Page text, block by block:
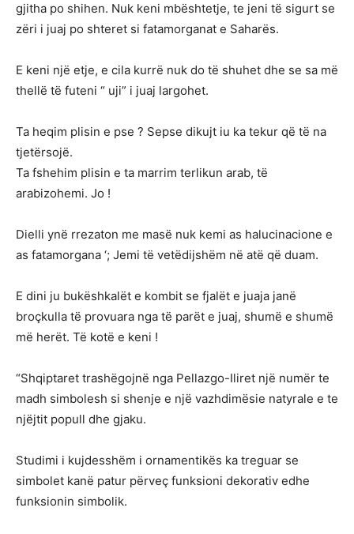
gjitha po shihen. Nuk keni mbështetje, te jeni të sigurt se
zëri i juaj po shteret si fatamorganat e Saharës.
E keni një etje, e cila kurrë nuk do të shuhet dhe se sa më
thellë të futeni “ uji” i juaj largohet.
Ta heqim plisin e pse ? Sepse dikujt iu ka tekur që të na
tjetërsojë.
Ta fshehim plisin e ta marrim terlikun arab, të
arabizohemi. Jo !
Dielli ynë rrezaton me masë nuk kemi as halucinacione e
as fatamorgana ‘; Jemi të vetëdijshëm në atë që duam.
E dini ju bukëshkalët e kombit se fjalët e juaja janë
broçkulla të provuara nga të parët e juaj, shumë e shumë
më herët. Të kotë e keni !
“Shqiptaret trashëgojnë nga Pellazgo-Iliret një numër te
madh simbolesh si shenje e një vazhdimësie natyrale e te
njëjtit popull dhe gjaku.
Studimi i kujdesshëm i ornamentikës ka treguar se
simbolet kanë patur përveç funksioni dekorativ edhe
funksionin simbolik.